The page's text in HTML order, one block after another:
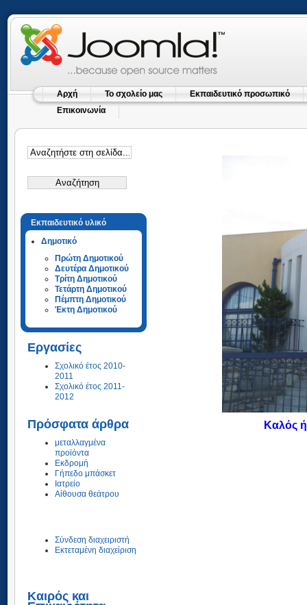
Αρχή Το σχολείο μας
Εκπαιδευτικό προσωπικό
Επικοινωνία
Εκπαιδευτικό υλικό
Δημοτικό
Πρώτη Δημοτικού
Δευτέρα Δημοτικού
Τρίτη Δημοτικού
Τετάρτη Δημοτικού
Πέμπτη Δημοτικού
Έκτη Δημοτικού
Εργασίες
Σχολικό έτος 2010-
2011
Σχολικό έτος 2011-
2012
Πρόσφατα άρθρα
μεταλλαγμένα
προϊόντα
Εκδρομή
Γήπεδο μπάσκετ
Ιατρείο
Αίθουσα θεάτρου
Σύνδεση διαχειριστή
Εκτεταμένη διαχείριση
Καιρός και
Καλός